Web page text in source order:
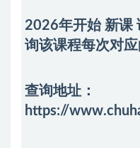
2026年开始 新课
询该课程每次对应
查询地址：
https://